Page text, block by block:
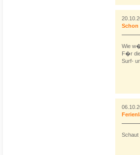
Wie
F�r
Surf-